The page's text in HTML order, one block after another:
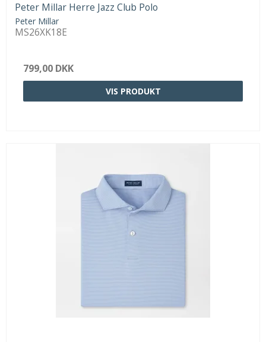
Peter Millar Herre Jazz Club Polo
Peter Millar
MS26XK18E
799,00 DKK
VIS PRODUKT